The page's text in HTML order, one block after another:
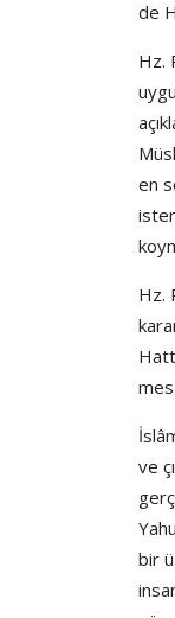
de
Hz.
en
Hz.
ve
bir